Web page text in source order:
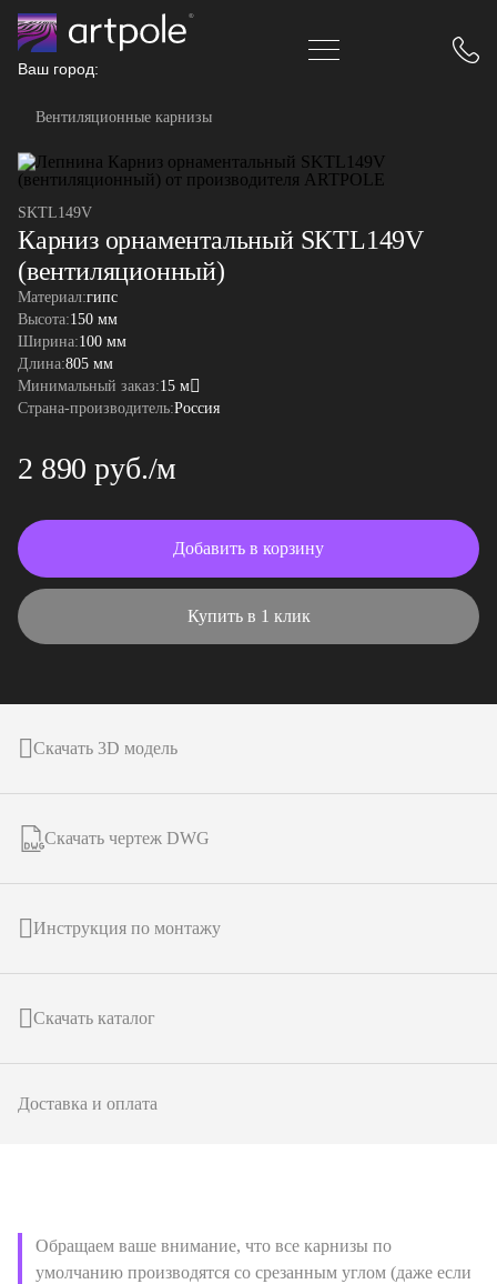
Ваш город:
Вентиляционные карнизы
SKTL149V
Карниз орнаментальный SKTL149V
(вентиляционный)
Материал:гипс
Высота:150 мм
Ширина:100 мм
Длина:805 мм
Минимальный заказ:15 м
Страна-производитель:Россия
2 890 руб./м
Добавить в корзину
Купить в 1 клик
Скачать 3D модель
Скачать чертеж DWG
Инструкция по монтажу
Скачать каталог
Доставка и оплата
Обращаем ваше внимание, что все карнизы по
умолчанию производятся со срезанным углом (даже если